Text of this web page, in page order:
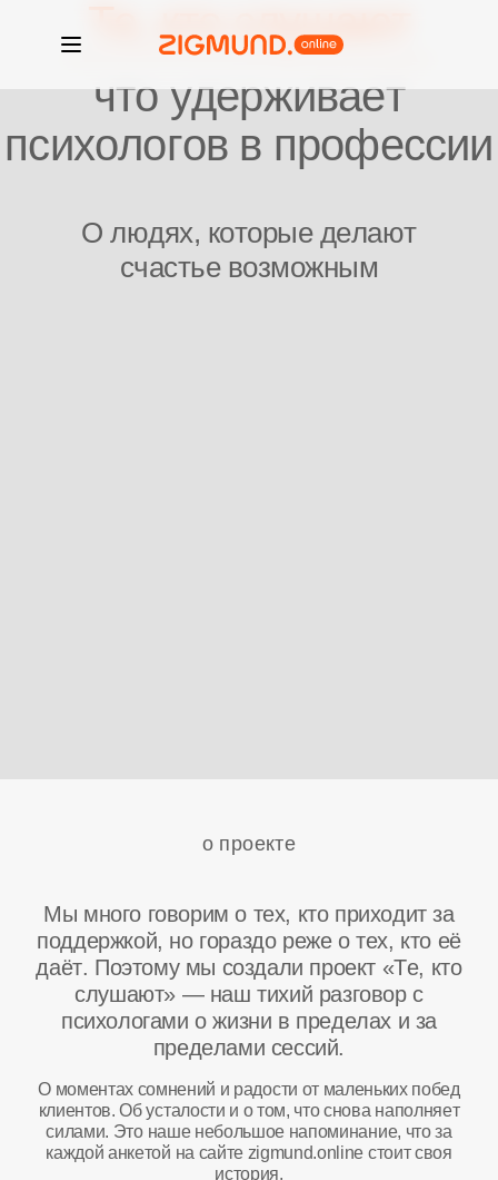
Те, кто слушают
что удерживает
психологов в профессии
О людях, которые делают
счастье возможным
о проекте
Мы много говорим о тех, кто приходит за
поддержкой, но гораздо реже о тех, кто её
даёт. Поэтому мы создали проект «Те, кто
слушают» — наш тихий разговор с
психологами о жизни в пределах и за
пределами сессий.
О моментах сомнений и радости от маленьких побед
клиентов. Об усталости и о том, что снова наполняет
силами. Это наше небольшое напоминание, что за
каждой анкетой на сайте zigmund.online стоит своя
история.